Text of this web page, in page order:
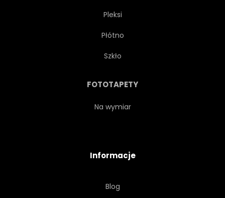
Pleksi
Płótno
Szkło
FOTOTAPETY
Na wymiar
Informacje
Blog